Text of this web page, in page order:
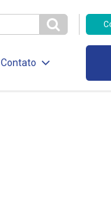
Contato